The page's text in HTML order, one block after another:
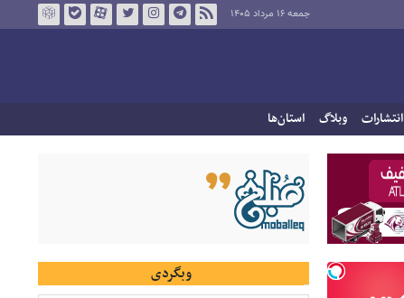
جمعه ۱۶ مرداد ۱۴۰۵
انتشارات وبلاگ استان‌ها
وبگردی